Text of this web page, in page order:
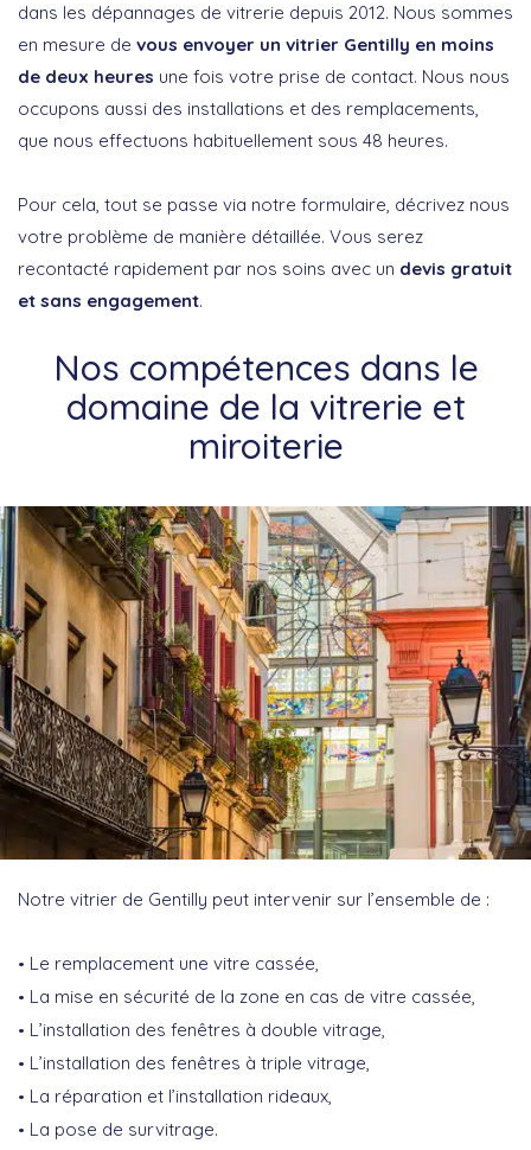
dans les dépannages de vitrerie depuis 2012. Nous sommes
en mesure de vous envoyer un vitrier Gentilly en moins
de deux heures une fois votre prise de contact. Nous nous
occupons aussi des installations et des remplacements,
que nous effectuons habituellement sous 48 heures.
Pour cela, tout se passe via notre formulaire, décrivez nous
votre problème de manière détaillée. Vous serez
recontacté rapidement par nos soins avec un devis gratuit
et sans engagement.
Nos compétences dans le
domaine de la vitrerie et
miroiterie
Notre vitrier de Gentilly peut intervenir sur l’ensemble de :
Le remplacement une vitre cassée,
La mise en sécurité de la zone en cas de vitre cassée,
L’installation des fenêtres à double vitrage,
L’installation des fenêtres à triple vitrage,
La réparation et l’installation rideaux,
La pose de survitrage.